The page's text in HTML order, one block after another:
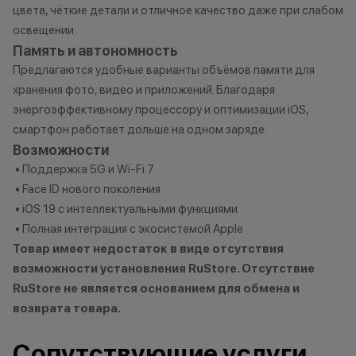
Кэшбэк: 2%
Заряженный хищник
Царь техно-саванны
Кэшбэк: 4%
Вожак стаи
Кэшбэк: 5%
Важно знать
1 бонусный балл = 1 рубль.
Баллы начисляются автоматически
сразу после покупки.
цвета, чёткие детали и отличное качество даже при слабом
освещении.
Память и автономность
Предлагаются удобные варианты объёмов памяти для
хранения фото, видео и приложений. Благодаря
энергоэффективному процессору и оптимизации iOS,
смартфон работает дольше на одном заряде.
Возможности
• Поддержка 5G и Wi-Fi 7
• Face ID нового поколения
• iOS 19 с интеллектуальными функциями
• Полная интеграция с экосистемой Apple
Товар имеет недостаток в виде отсутствия
возможности установления RuStore. Отсутствие
RuStore не является основанием для обмена и
возврата товара.